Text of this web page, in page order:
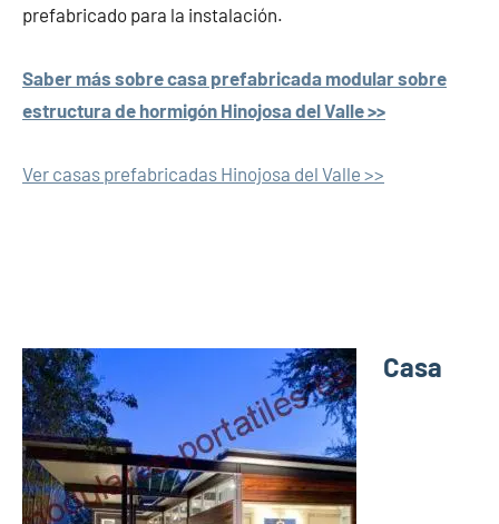
prefabricado para la instalación.
Saber más sobre casa prefabricada modular sobre
estructura de hormigón Hinojosa del Valle >>
Ver casas prefabricadas Hinojosa del Valle >>
Casa